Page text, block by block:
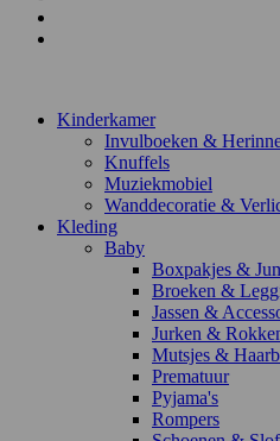
Kinderkamer
Invulboeken &
Knuffels
Muziekmobiel
Wanddecoratie &
Kleding
Baby
Boxpakjes &
Broeken &
Jassen &
Jurken &
Mutsjes &
Prematuur
Pyjama's
Rompers